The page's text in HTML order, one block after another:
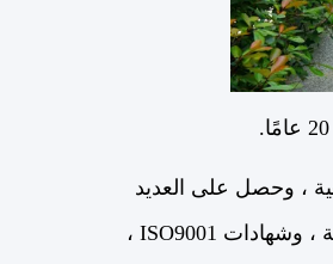
، وحصل على العديد
من المؤهلات والشرف بما في ذلك الجائزة الوطنية من الدرجة الثانية ، والجائزة الأولى للمقاطعة ، وشهادات ISO9001 ،